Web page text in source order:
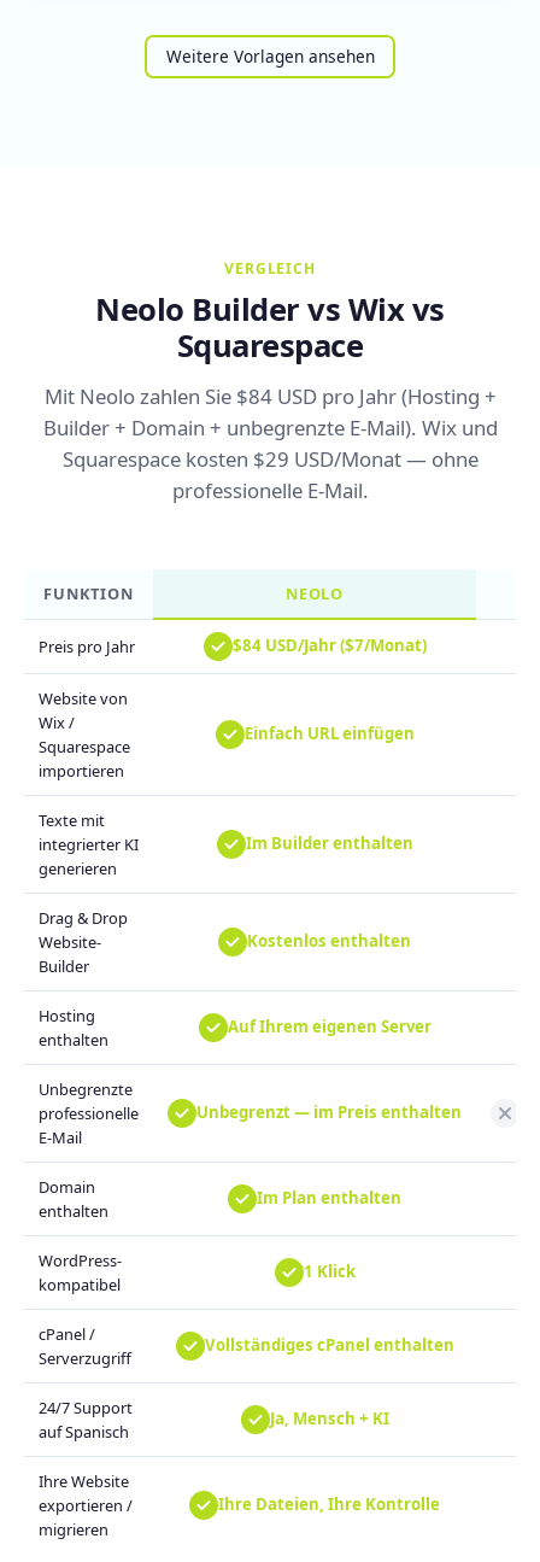
Weitere Vorlagen ansehen
VERGLEICH
Neolo Builder vs Wix vs
Squarespace
Mit Neolo zahlen Sie $84 USD pro Jahr (Hosting +
Builder + Domain + unbegrenzte E-Mail). Wix und
Squarespace kosten $29 USD/Monat — ohne
professionelle E-Mail.
FUNKTION NEOLO
Preis pro Jahr $84 USD/Jahr ($7/Monat)
Website von
Wix /
Squarespace
importieren
Einfach URL einfügen
Texte mit
integrierter KI
generieren
Im Builder enthalten
Drag & Drop
Website-
Builder
Kostenlos enthalten
Hosting
enthalten
Auf Ihrem eigenen Server
Unbegrenzte
professionelle
E-Mail
Unbegrenzt — im Preis enthalten
Domain
enthalten
Im Plan enthalten
WordPress-
kompatibel
1 Klick
cPanel /
Serverzugriff
Vollständiges cPanel enthalten
24/7 Support
auf Spanisch
Ja, Mensch + KI
Ihre Website
exportieren /
migrieren
Ihre Dateien, Ihre Kontrolle